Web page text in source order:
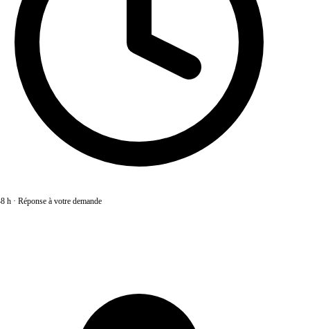
h· Réponse à votre demande